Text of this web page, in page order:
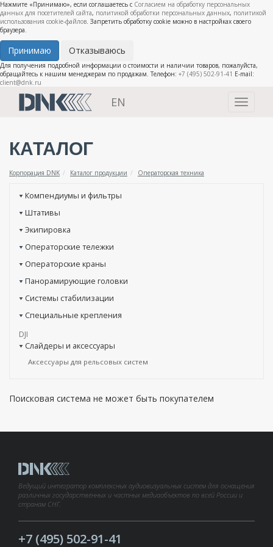
Нажмите «Принимаю», если соглашаетесь с Согласием на обработку персональных
данных для посетителей сайта, политикой обработки персональных данных, политикой
использования cookie-файлов. Запретить обработку cookie можно в настройках своего
браузера.
Принимаю Отказываюсь
Для получения подробной информации о стоимости и наличии товаров, пожалуйста,
обращайтесь к нашим менеджерам по продажам. Телефон: +7 (495) 502-91-41 E-mail:
client@dnk.ru
Toggle
EN
КАТАЛОГ
Корпорация DNK Каталог продукции Операторская техника
Компендиумы и фильтры
Штативы
Экипировка
Операторские тележки
Операторские краны
Панорамирующие головки
Системы стабилизации
Специальные крепления
DJI
Слайдеры и аксессуары
Аксессуары для рельсовых систем
Поисковая система не может быть покупателем
Ведущий интегратор комплексных аудиовизуальных систем для оснащения
различных государственных и частных медиаобъектов по всей России и
странам СНГ.
+7 (495) 502-91-41